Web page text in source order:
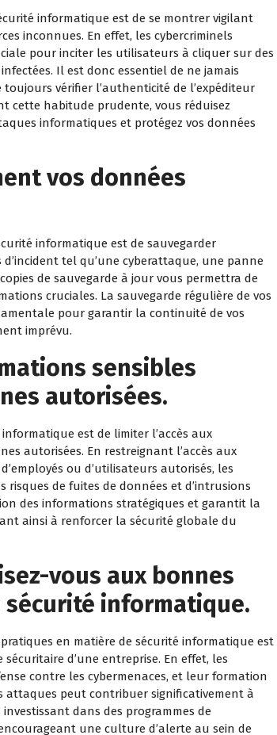
informatique est de se montrer vigilant
inconnues. En effet, les cybercriminels
pour inciter les utilisateurs à cliquer sur des
Il est donc essentiel de ne jamais
vérifier l’authenticité de l’expéditeur
cette habitude prudente, vous réduisez
informatiques et protégez vos données
vos données
informatique est de sauvegarder
tel qu’une cyberattaque, une panne
de sauvegarde à jour vous permettra de
cruciales. La sauvegarde régulière de vos
pour garantir la continuité de vos
imprévu.
sensibles
autorisées.
est de limiter l’accès aux
autorisées. En restreignant l’accès aux
ou d’utilisateurs autorisés, les
de fuites de données et d’intrusions
des informations stratégiques et garantit la
ainsi à renforcer la sécurité globale du
vous aux bonnes
informatique.
en matière de sécurité informatique est
d’une entreprise. En effet, les
contre les cybermenaces, et leur formation
peut contribuer significativement à
dans des programmes de
une culture d’alerte au sein de